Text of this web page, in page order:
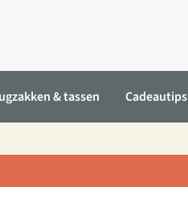
& tassen Cadeautips